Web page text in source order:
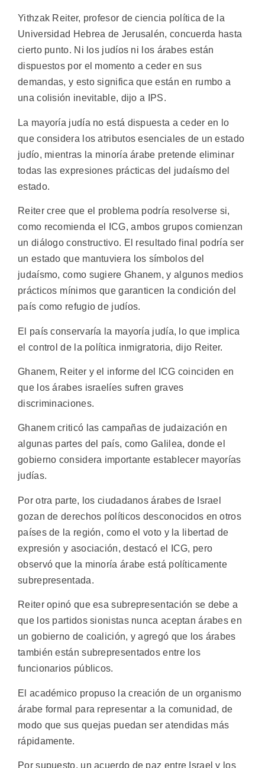
Yithzak Reiter, profesor de ciencia política de la
Universidad Hebrea de Jerusalén, concuerda hasta
cierto punto. Ni los judíos ni los árabes están
dispuestos por el momento a ceder en sus
demandas, y esto significa que están en rumbo a
una colisión inevitable, dijo a IPS.
La mayoría judía no está dispuesta a ceder en lo
que considera los atributos esenciales de un estado
judío, mientras la minoría árabe pretende eliminar
todas las expresiones prácticas del judaísmo del
estado.
Reiter cree que el problema podría resolverse si,
como recomienda el ICG, ambos grupos comienzan
un diálogo constructivo. El resultado final podría ser
un estado que mantuviera los símbolos del
judaísmo, como sugiere Ghanem, y algunos medios
prácticos mínimos que garanticen la condición del
país como refugio de judíos.
El país conservaría la mayoría judía, lo que implica
el control de la política inmigratoria, dijo Reiter.
Ghanem, Reiter y el informe del ICG coinciden en
que los árabes israelíes sufren graves
discriminaciones.
Ghanem criticó las campañas de judaización en
algunas partes del país, como Galilea, donde el
gobierno considera importante establecer mayorías
judías.
Por otra parte, los ciudadanos árabes de Israel
gozan de derechos políticos desconocidos en otros
países de la región, como el voto y la libertad de
expresión y asociación, destacó el ICG, pero
observó que la minoría árabe está políticamente
subrepresentada.
Reiter opinó que esa subrepresentación se debe a
que los partidos sionistas nunca aceptan árabes en
un gobierno de coalición, y agregó que los árabes
también están subrepresentados entre los
funcionarios públicos.
El académico propuso la creación de un organismo
árabe formal para representar a la comunidad, de
modo que sus quejas puedan ser atendidas más
rápidamente.
Por supuesto, un acuerdo de paz entre Israel y los